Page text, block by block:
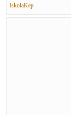
IskolaKep